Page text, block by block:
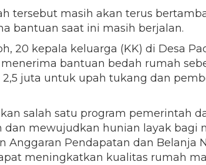
tersebut masih akan terus
bantuan saat ini masih berjalan.
20 kepala keluarga (KK) di Desa
bantuan bedah rumah
juta untuk upah tukang dan
salah satu program pemerintah
dan mewujudkan hunian layak bagi
Anggaran Pendapatan dan Belanja
meningkatkan kualitas rumah